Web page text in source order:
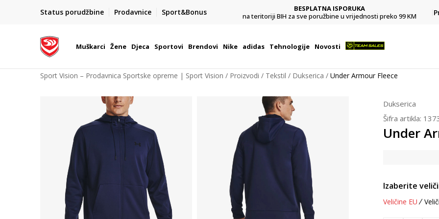
Status porudžbine Prodavnice Sport&Bonus
POZOVITE NAS NA : 055/490-400
Pon-Pet od 9h - 16h
BESPLATNA ISPORUKA
na teritoriji BIH za sve poružbine u vrijednosti preko 99 KM
Muškarci Žene Djeca Sportovi Brendovi Nike adidas Tehnologije Novosti
Sport Vision – Prodavnica Sportske opreme | Sport Vision Proizvodi Tekstil Dukserica Under Armour Fleece
Dukserica
Šifra artikla:
Under
Izaberite
Veličine EU